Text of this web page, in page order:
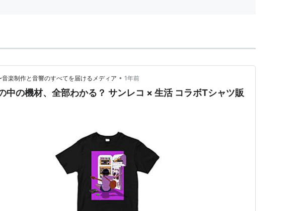
音楽制作と音響のすべてを届けるメディア • 1年前
中の機材、全部わかる？ サンレコ × 生活 コラボTシャツ販